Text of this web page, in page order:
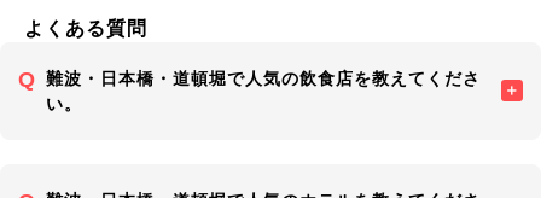
よくある質問
難波・日本橋・道頓堀で人気の飲食店を教えてくださ
い。